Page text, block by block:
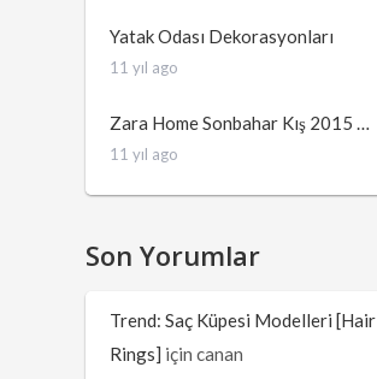
Yatak Odası Dekorasyonları
11 yıl ago
Zara Home Sonbahar Kış 2015 …
11 yıl ago
Son Yorumlar
Trend: Saç Küpesi Modelleri [Hair
Rings] içincanan